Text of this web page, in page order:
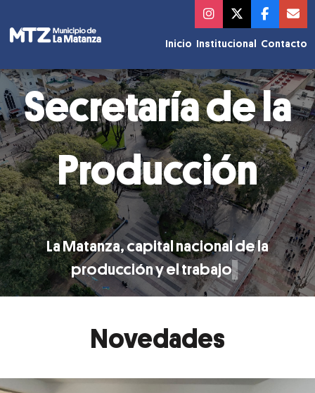
Inicio Institucional Contacto
Secretaría de la
Producción
La Matanza, capital nacional de la
producción y el trabajo ▌
Novedades